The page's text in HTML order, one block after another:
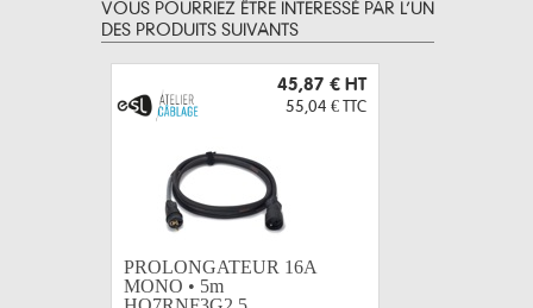
VOUS POURRIEZ ÊTRE INTERESSÉ PAR L’UN
DES PRODUITS SUIVANTS
45,87 € HT
55,04 € TTC
PROLONGATEUR 16A
MONO • 5m